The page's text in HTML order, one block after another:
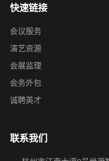
快速链接
会议服务
演艺资源
会展监理
会务外包
诚聘英才
联系我们